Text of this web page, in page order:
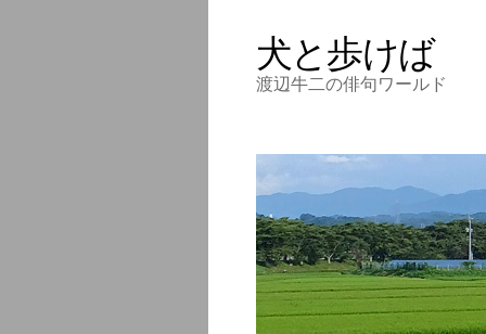
犬と歩けば
渡辺牛二の俳句ワールド